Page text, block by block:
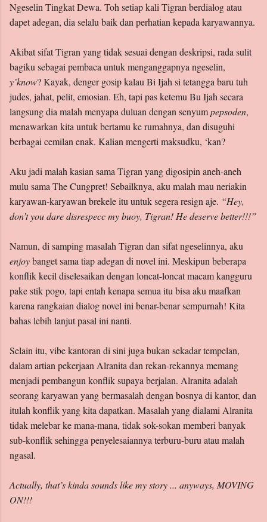
Ngeselin Tingkat Dewa. Toh setiap kali Tigran berdialog atau
dapet adegan, dia selalu baik dan perhatian kepada karyawannya.
Akibat sifat Tigran yang tidak sesuai dengan deskripsi, rada sulit
bagiku sebagai pembaca untuk menganggapnya ngeselin,
y’know? Kayak, denger gosip kalau Bi Ijah si tetangga baru tuh
judes, jahat, pelit, emosian. Eh, tapi pas ketemu Bu Ijah secara
langsung dia malah menyapa duluan dengan senyumpepsoden,
menawarkan kita untuk bertamu ke rumahnya, dan disuguhi
berbagai cemilan enak. Kalian mengerti maksudku, ‘kan?
Aku jadi malah kasian sama Tigran yang digosipin aneh-aneh
mulu sama The Cungpret! Sebailknya, aku malah mau neriakin
karyawan-karyawan brekele itu untuk segera resign aje. “Hey,
don’t you dare disrespecc my buoy, Tigran! He deserve better!!!”
Namun, di samping masalah Tigran dan sifat ngeselinnya, aku
enjoybanget sama tiap adegan di novel ini. Meskipun beberapa
konflik kecil diselesaikan dengan loncat-loncat macam kangguru
pake stik pogo, tapi entah kenapa semua itu bisa aku maafkan
karena rangkaian dialog novel ini benar-benar sempurnah! Kita
bahas lebih lanjut pasal ini nanti.
Selain itu, vibe kantoran di sini juga bukan sekadar tempelan,
dalam artian pekerjaan Alranita dan rekan-rekannya memang
menjadi pembangun konflik supaya berjalan. Alranita adalah
seorang karyawan yang bermasalah dengan bosnya di kantor, dan
itulah konflik yang kita dapatkan. Masalah yang dialami Alranita
tidak melebar ke mana-mana, tidak sok-sokan memberi banyak
sub-konflik sehingga penyelesaiannya terburu-buru atau malah
ngasal.
Actually, that’s kinda sounds like my story ... anyways, MOVING
ON!!!